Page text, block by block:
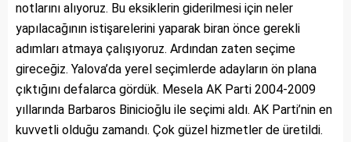
notlarını alıyoruz. Bu eksiklerin giderilmesi için neler
yapılacağının istişarelerini yaparak biran önce gerekli
adımları atmaya çalışıyoruz. Ardından zaten seçime
gireceğiz. Yalova’da yerel seçimlerde adayların ön plana
çıktığını defalarca gördük. Mesela AK Parti 2004-2009
yıllarında Barbaros Binicioğlu ile seçimi aldı. AK Parti’nin en
kuvvetli olduğu zamandı. Çok güzel hizmetler de üretildi.